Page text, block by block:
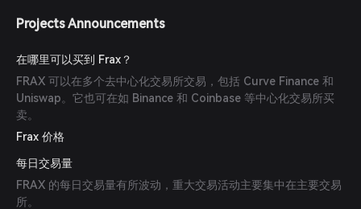
Projects Announcements
在哪里可以买到 Frax？
FRAX 可以在多个去中心化交易所交易，包括 Curve Finance 和
Uniswap。它也可在如 Binance 和 Coinbase 等中心化交易所买
卖。
Frax 价格
每日交易量
FRAX 的每日交易量有所波动，重大交易活动主要集中在主要交易
所。